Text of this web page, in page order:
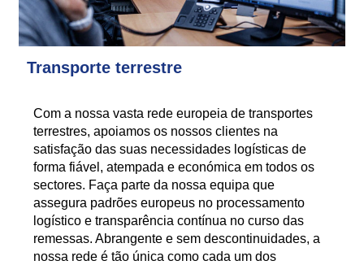
Transporte terrestre
Com a nossa vasta rede europeia de transportes
terrestres, apoiamos os nossos clientes na
satisfação das suas necessidades logísticas de
forma fiável, atempada e económica em todos os
sectores. Faça parte da nossa equipa que
assegura padrões europeus no processamento
logístico e transparência contínua no curso das
remessas. Abrangente e sem descontinuidades, a
nossa rede é tão única como cada um dos